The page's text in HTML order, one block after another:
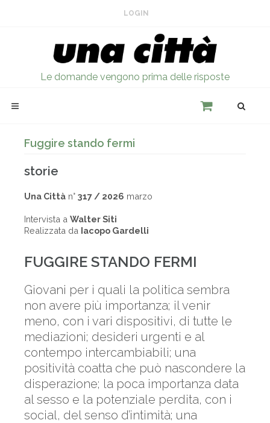
LOGIN
Le domande vengono prima delle risposte
Fuggire stando fermi
storie
Una Città n° 317 / 2026 marzo
Intervista a Walter Siti
Realizzata da Iacopo Gardelli
FUGGIRE STANDO FERMI
Giovani per i quali la politica sembra
non avere più importanza; il venir
meno, con i vari dispositivi, di tutte le
mediazioni; desideri urgenti e al
contempo intercambiabili; una
positività coatta che può nascondere la
disperazione; la poca importanza data
al sesso e la potenziale perdita, con i
social, del senso d’intimità; una